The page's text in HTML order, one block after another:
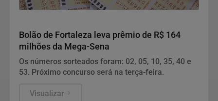
Bolão de Fortaleza leva prêmio de R$ 164
milhões da Mega-Sena
Os números sorteados foram: 02, 05, 10, 35, 40 e
53. Próximo concurso será na terça-feira.
Visualizar